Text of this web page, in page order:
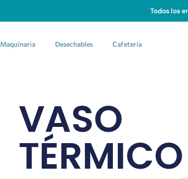
Todos los
Maquinaria Desechables Cafetería
VASO
TÉRMICO